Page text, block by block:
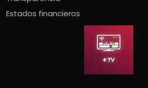
Estados financieros